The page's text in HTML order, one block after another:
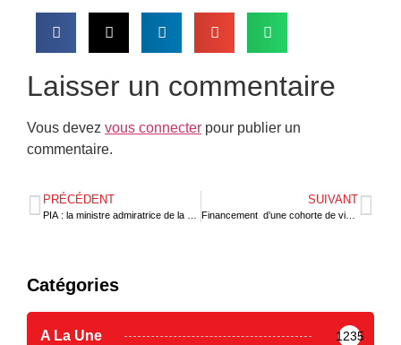
Laisser un commentaire
Vous devez vous connecter pour publier un
commentaire.
PRÉCÉDENT SUIVANT
Financement d’une cohorte de vingt entreprises africaines
Catégories
A La Une 1235